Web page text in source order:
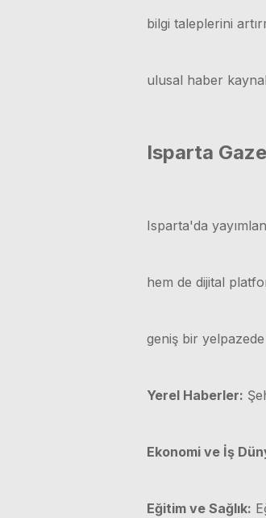
bilgi taleplerini
ulusal haber
Isparta
Isparta'da
hem de dijital
geniş bir
Yerel Haberler:
Ekonomi ve İş
Eğitim ve Sağlık: